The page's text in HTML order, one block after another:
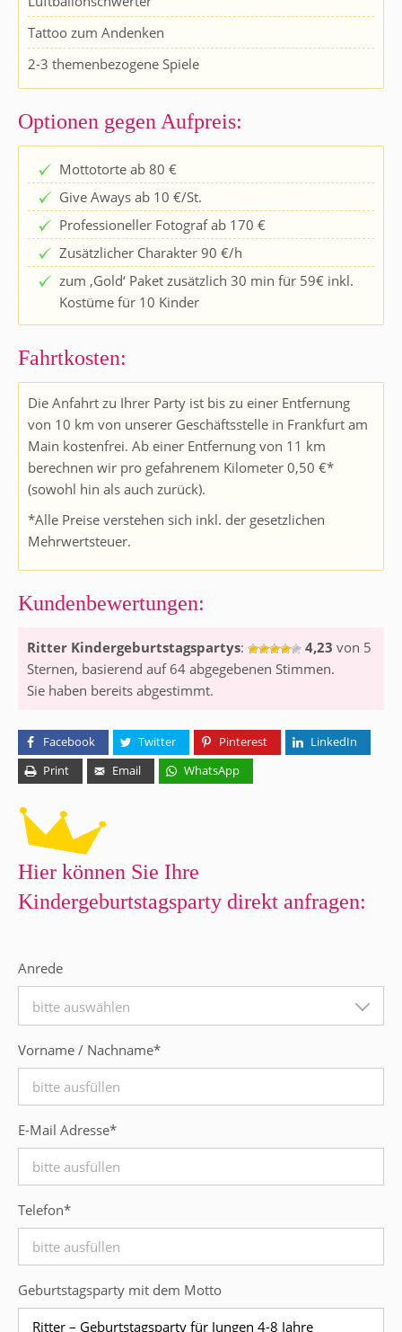
Tattoo zum Andenken
2-3 themenbezogene Spiele
Optionen gegen Aufpreis:
Mottotorte ab 80 €
Give Aways ab 10 €/St.
Professioneller Fotograf ab 170 €
Zusätzlicher Charakter 90 €/h
zum ‚Gold‘ Paket zusätzlich 30 min für 59€ inkl.
Kostüme für 10 Kinder
Fahrtkosten:
Die Anfahrt zu Ihrer Party ist bis zu einer Entfernung
von 10 km von unserer Geschäftsstelle in Frankfurt am
Main kostenfrei. Ab einer Entfernung von 11 km
berechnen wir pro gefahrenem Kilometer 0,50 €*
(sowohl hin als auch zurück).
*Alle Preise verstehen sich inkl. der gesetzlichen
Mehrwertsteuer.
Kundenbewertungen:
Ritter Kindergeburtstagspartys: 4,23 von 5
Sternen, basierend auf 64 abgegebenen Stimmen.
Sie haben bereits abgestimmt.
Facebook Twitter Pinterest
LinkedIn
Print
Email WhatsApp
Hier können Sie Ihre
Kindergeburtstagsparty direkt anfragen:
Anrede
bitte auswählen
Vorname / Nachname*
E-Mail Adresse*
Telefon*
Geburtstagsparty mit dem Motto